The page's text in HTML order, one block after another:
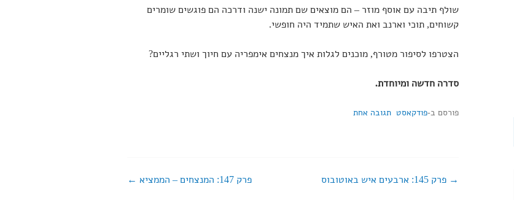
שולף תיבה עם אוסף מוזר – הם מוצאים שם תמונה ישנה ודרכה הם פוגשים שומרים
קשוחים, תוכי וארנב ואת האיש שתמיד היה חופשי.
הצטרפו לסיפור מטורף, מוכנים לגלות איך מנצחים אימפריה עם חיוך ושתי רגליים?
סדרה חדשה ומיוחדת.
פורסם ב-פודקאסט תגובה אחת
ניווט
פרק 145: ארבעים איש באוטובוס פרק 147: המנצחים – הממציא